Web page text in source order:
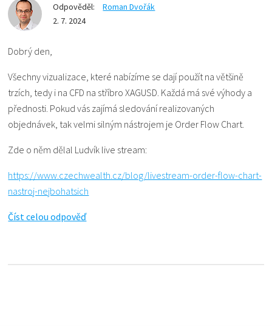
Odpověděl:
Roman Dvořák
2. 7. 2024
Dobrý den,
Všechny vizualizace, které nabízíme se dají použít na většině
trzích, tedy i na CFD na stříbro XAGUSD. Každá má své výhody a
přednosti. Pokud vás zajímá sledování realizovaných
objednávek, tak velmi silným nástrojem je Order Flow Chart.
Zde o něm dělal Ludvík live stream:
https://www.czechwealth.cz/blog/livestream-order-flow-chart-
nastroj-nejbohatsich
Číst celou odpověď